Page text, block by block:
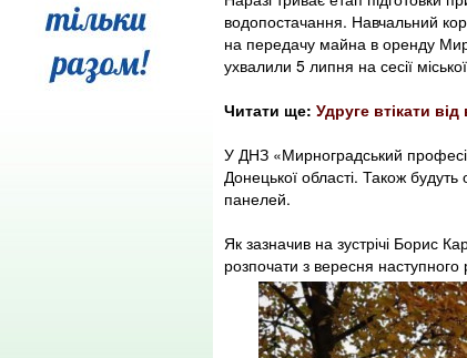
водопостачання. Навчальний
на передачу майна в оренду
ухвалили 5 липня на сесії
Читати ще: Удруге втікати
У ДНЗ «Мирноградський
Донецької області. Також
панелей.
Як зазначив на зустрічі Борис
розпочати з вересня наступного